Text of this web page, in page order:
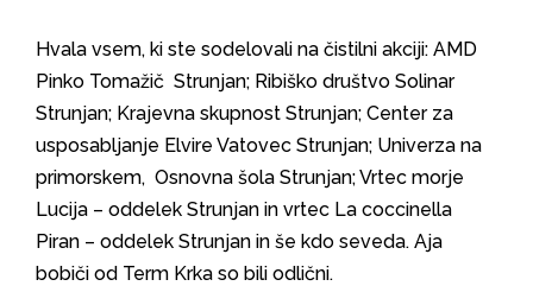
Hvala vsem, ki ste sodelovali na čistilni akciji: AMD
Pinko Tomažič Strunjan; Ribiško društvo Solinar
Strunjan; Krajevna skupnost Strunjan; Center za
usposabljanje Elvire Vatovec Strunjan; Univerza na
primorskem, Osnovna šola Strunjan; Vrtec morje
Lucija – oddelek Strunjan in vrtec La coccinella
Piran – oddelek Strunjan in še kdo seveda. Aja
bobiči od Term Krka so bili odlični.